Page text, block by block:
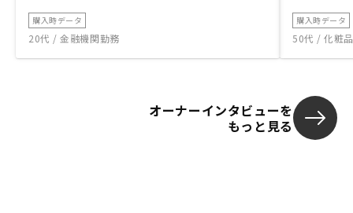
購入時データ
20代 / 金融機関勤務
購入時データ
50代 / 化粧
オーナーインタビューを
もっと見る